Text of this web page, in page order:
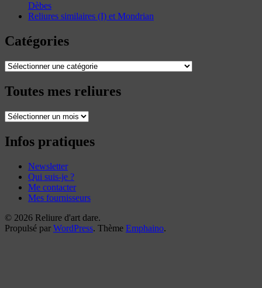
Dèbes
Reliures similaires (I) et Mondrian
Catégories
Catégories
Toutes mes reliures
Toutes
reliures
Infos pratiques
Newsletter
Qui suis-je ?
Me contacter
Mes fournisseurs
© 2026 Reliure d'art dare.
Propulsé par WordPress. Thème Emphaino.